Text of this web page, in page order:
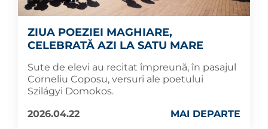
ZIUA POEZIEI MAGHIARE,
CELEBRATĂ AZI LA SATU MARE
Sute de elevi au recitat împreună, în pasajul
Corneliu Coposu, versuri ale poetului
Szilágyi Domokos.
2026.04.22
MAI DEPARTE